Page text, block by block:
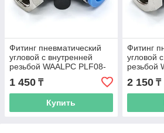
Фитинг пневматический
угловой с внутренней
резьбой WAALPC PLF08-
1 450 ₸
Купить
Фитинг
угловой
резьбой
2 150₸